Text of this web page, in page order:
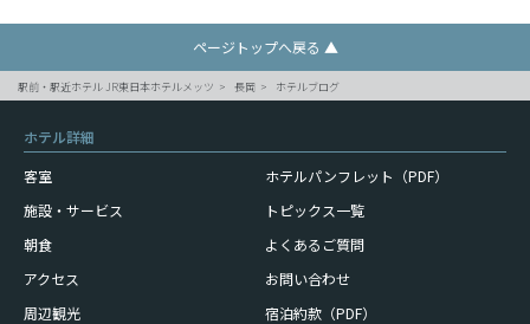
ページトップへ戻る ▲
駅前・駅近ホテル JR東日本ホテルメッツ 長岡 ホテルブログ
ホテル詳細
客室
施設・サービス
朝食
アクセス
周辺観光
ホテルパンフレット（PDF）
トピックス一覧
よくあるご質問
お問い合わせ
宿泊約款（PDF）